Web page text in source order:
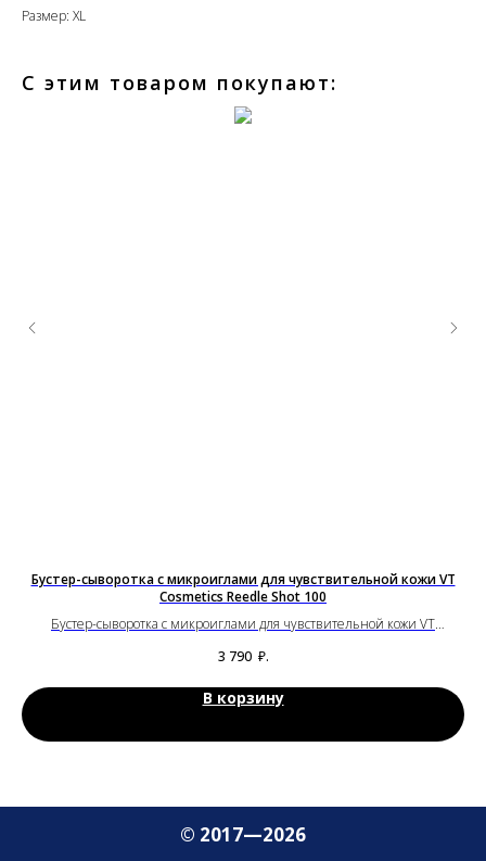
Размер: XL
С этим товаром покупают:
Бустер-сыворотка с микроиглами для чувствительной кожи VT
Cosmetics Reedle Shot 100
Бустер-сыворотка с микроиглами для чувствительной кожи VT
3 790 ₽.
В корзину
© 2017—2026